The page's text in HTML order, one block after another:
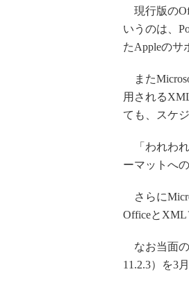
現行版の
いうのは、
たAppleのサ
また
用される
ても、スケ
「われわれ
ーマットへ
さらに
OfficeとXML
なお当面の
11.2.3）を3